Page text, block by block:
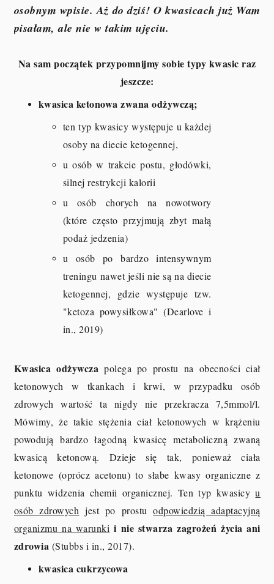
osobnym wpisie. Aż do dziś! O kwasicach już Wam
pisałam, ale nie w takim ujęciu.
Na sam początek przypomnijmy sobie typy kwasic raz
jeszcze:
kwasica ketonowa zwana odżywczą;
ten typ kwasicy występuje u każdej
osoby na diecie ketogennej,
u osób w trakcie postu, głodówki,
silnej restrykcji kalorii
u osób chorych na nowotwory
(które często przyjmują zbyt małą
podaż jedzenia)
u osób po bardzo intensywnym
treningu nawet jeśli nie są na diecie
ketogennej, gdzie występuje tzw.
"ketoza powysiłkowa" (Dearlove i
in., 2019)
Kwasica odżywczapolega po prostu na obecności ciał
ketonowych w tkankach i krwi, w przypadku osób
zdrowych wartość ta nigdy nie przekracza 7,5mmol/l.
Mówimy, że takie stężenia ciał ketonowych w krążeniu
powodują bardzo łagodną kwasicę metaboliczną zwaną
kwasicą ketonową. Dzieje się tak, ponieważ ciała
ketonowe (oprócz acetonu) to słabe kwasy organiczne z
punktu widzenia chemii organicznej. Ten typ kwasicyu
osób zdrowych jest po prostuodpowiedzią adaptacyjną
organizmu na warunki i nie stwarza zagrożeń życia ani
zdrowia (Stubbs i in., 2017).
kwasica cukrzycowa